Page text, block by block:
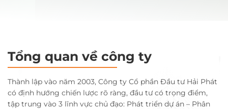
Tổng quan về công ty
Thành lập vào năm 2003, Công ty Cổ phần Đầu tư Hải Phát
có định hướng chiến lược rõ ràng, đầu tư có trọng điểm,
tập trung vào 3 lĩnh vực chủ đạo: Phát triển dự án – Phân